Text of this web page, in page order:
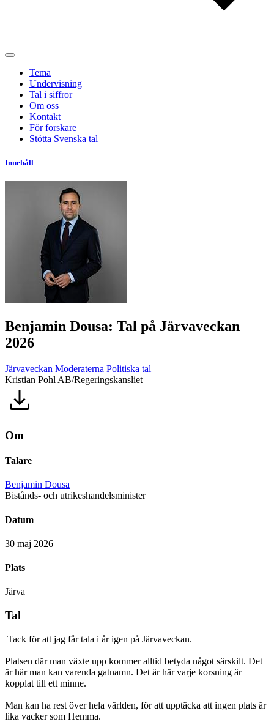
Tema
Undervisning
Tal i siffror
Om oss
Kontakt
För forskare
Stötta Svenska tal
Innehåll
Benjamin Dousa: Tal på Järvaveckan
2026
Järvaveckan Moderaterna Politiska tal
Kristian Pohl AB/Regeringskansliet
Om
Talare
Benjamin Dousa
Bistånds- och utrikeshandelsminister
Datum
30 maj 2026
Plats
Järva
Tal
Tack för att jag får tala i år igen på Järvaveckan.
Platsen där man växte upp kommer alltid betyda något särskilt. Det
är här man kan varenda gatnamn. Det är här varje korsning är
kopplat till ett minne.
Man kan ha rest över hela världen, för att upptäcka att ingen plats är
lika vacker som Hemma.